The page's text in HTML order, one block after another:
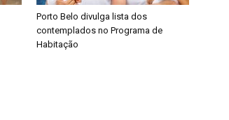
​Porto Belo divulga lista dos
contemplados no Programa de
Habitação